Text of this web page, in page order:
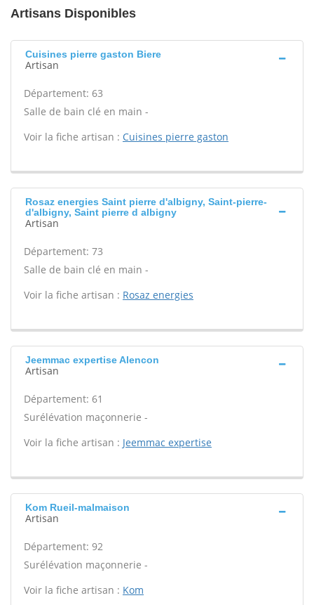
Artisans Disponibles
Cuisines pierre gaston Biere
Artisan
Département: 63
Salle de bain clé en main -
Voir la fiche artisan : Cuisines pierre gaston
Rosaz energies Saint pierre d'albigny, Saint-pierre-
d'albigny, Saint pierre d albigny
Artisan
Département: 73
Salle de bain clé en main -
Voir la fiche artisan : Rosaz energies
Jeemmac expertise Alencon
Artisan
Département: 61
Surélévation maçonnerie -
Voir la fiche artisan : Jeemmac expertise
Kom Rueil-malmaison
Artisan
Département: 92
Surélévation maçonnerie -
Voir la fiche artisan : Kom